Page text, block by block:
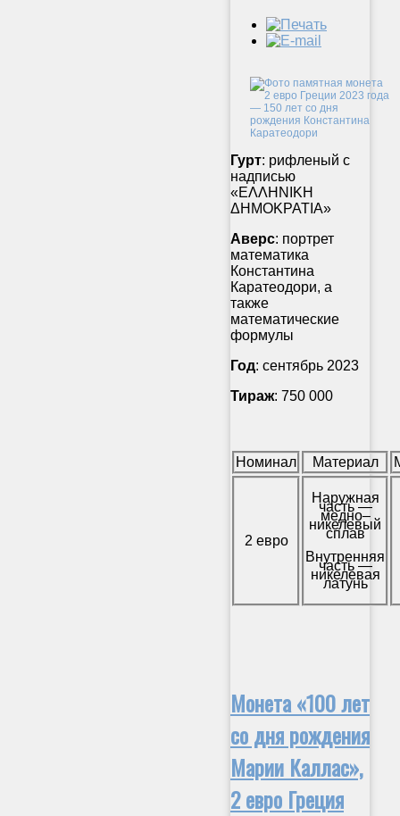
Гурт: рифленый с
надписью
«ΕΛΛΗΝΙΚΗ
ΔΗΜΟΚΡΑΤΙΑ»
Аверс: портрет
математика
Константина
Каратеодори, а
также
математические
формулы
Год: сентябрь 2023
Тираж: 750 000
Номинал Материал
2 евро
Наружная
часть —
медно–
никелевый
сплав
Внутренняя
часть —
никелевая
латунь
Монета «100 лет
со дня рождения
Марии Каллас»,
2 евро Греция